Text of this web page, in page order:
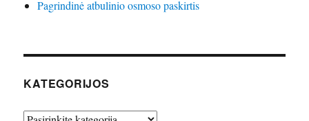
Pagrindinė atbulinio osmoso paskirtis
KATEGORIJOS